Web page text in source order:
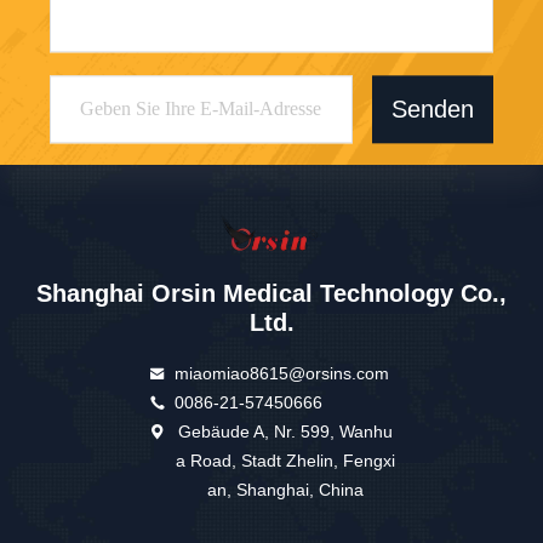
Senden
Shanghai Orsin Medical Technology Co.,
Ltd.
miaomiao8615@orsins.com
0086-21-57450666
Gebäude A, Nr. 599, Wanhu
a Road, Stadt Zhelin, Fengxi
an, Shanghai, China